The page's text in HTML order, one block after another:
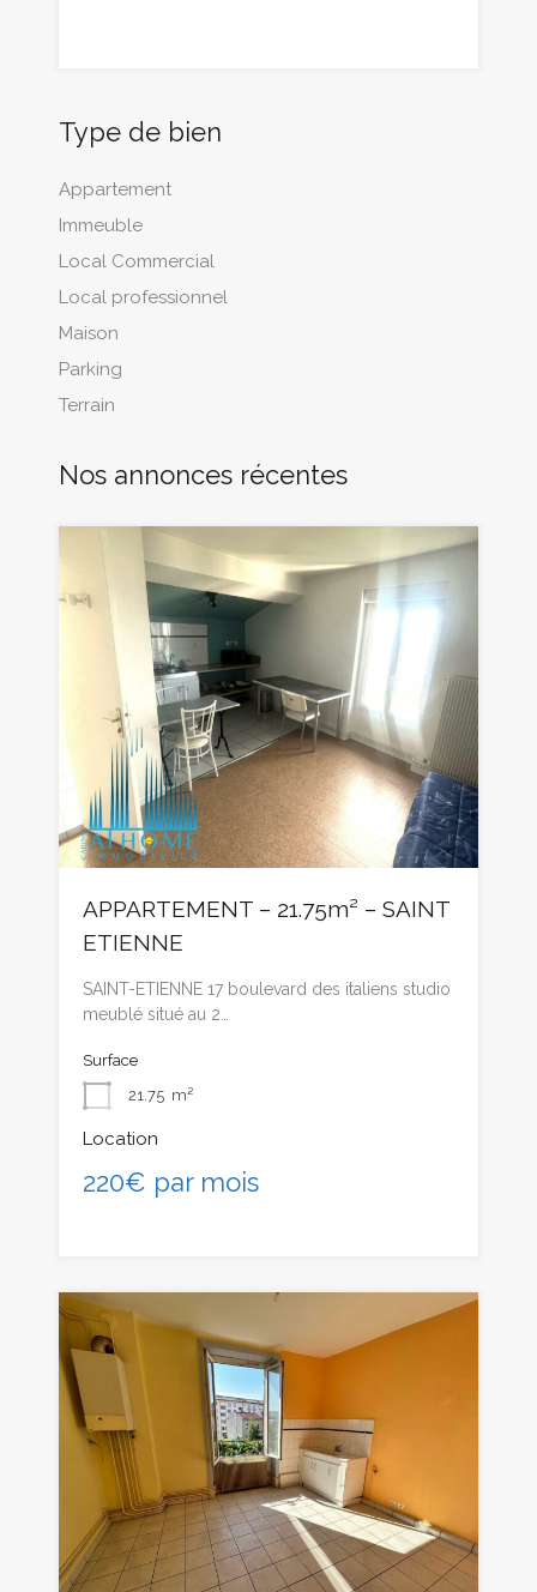
Type de bien
Appartement
Immeuble
Local Commercial
Local professionnel
Maison
Parking
Terrain
Nos annonces récentes
APPARTEMENT – 21.75m² – SAINT
ETIENNE
SAINT-ETIENNE 17 boulevard des italiens studio
meublé situé au 2…
Surface
21.75 m²
Location
220€ par mois